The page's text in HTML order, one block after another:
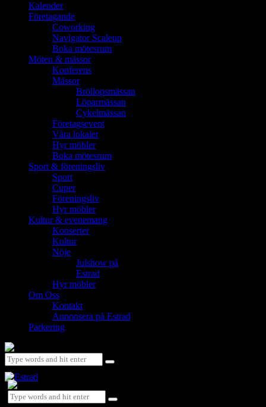
Kalender
Företagande
Coworking
Navigator Scaleup
Boka mötesrum
Möten & mässor
Konferens
Mässor
Bröllopsmässan
Löparmässan
Cykelmässan
Företagsevent
Våra lokaler
Hyr möbler
Boka mötesrum
Sport & föreningsliv
Sport
Cuper
Föreningsliv
Hyr möbler
Kultur & evenemang
Konserter
Kultur
Nöje
Julshow på
Estrad
Hyr möbler
Om Oss
Kontakt
Annonsera på Estrad
Parkering